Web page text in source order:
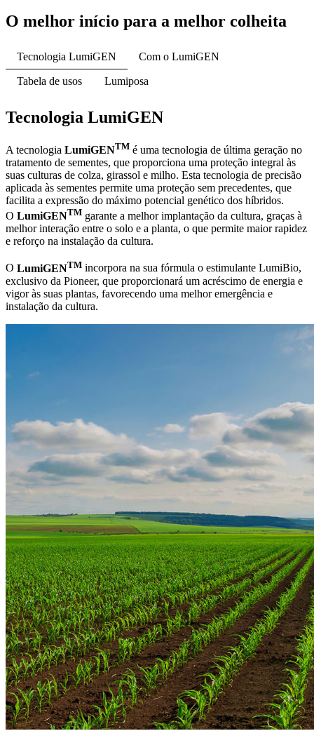
O melhor início para a melhor colheita
Tecnologia LumiGEN Com o LumiGEN
Tabela de usos Lumiposa
Tecnologia LumiGEN
A tecnologia LumiGENTM é uma tecnologia de última geração no
tratamento de sementes, que proporciona uma proteção integral às
suas culturas de colza, girassol e milho. Esta tecnologia de precisão
aplicada às sementes permite uma proteção sem precedentes, que
facilita a expressão do máximo potencial genético dos híbridos.
O LumiGENTM garante a melhor implantação da cultura, graças à
melhor interação entre o solo e a planta, o que permite maior rapidez
e reforço na instalação da cultura.
O LumiGENTM incorpora na sua fórmula o estimulante LumiBio,
exclusivo da Pioneer, que proporcionará um acréscimo de energia e
vigor às suas plantas, favorecendo uma melhor emergência e
instalação da cultura.